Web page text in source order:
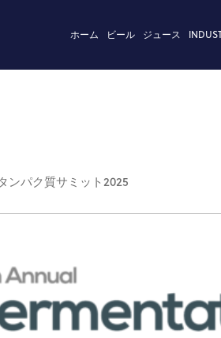
ホーム ビール
膜式マッシュフィルター
連続マッシュフィルターシステム
内部麦汁ボイラー
ジュース
用タンク設計
フード
Tanks
Tanks
アリング
及び品質証明書
パ
例
ード
ーム
報者保護法
席状況
ンパク質サミット2025